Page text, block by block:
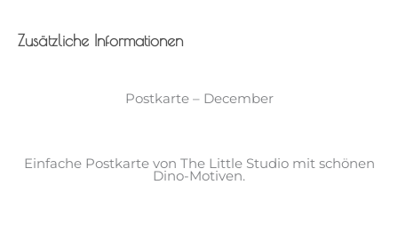
Zusätzliche Informationen
Postkarte – December
Einfache Postkarte von The Little Studio mit schönen
Dino-Motiven.